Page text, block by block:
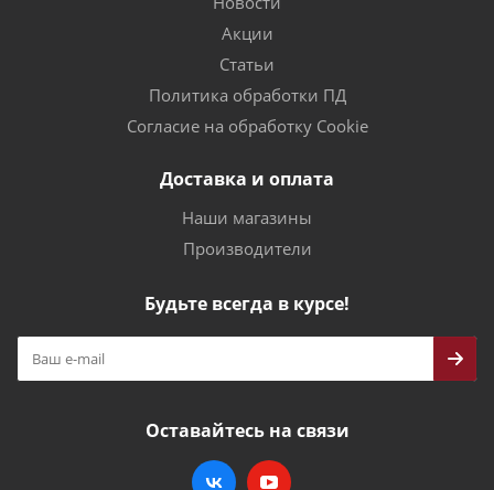
Акции
Статьи
Политика обработки ПД
Согласие на обработку Cookie
Доставка и оплата
Наши магазины
Производители
Будьте всегда в курсе!
Оставайтесь на связи